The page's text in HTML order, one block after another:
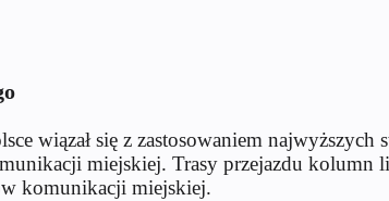
wiązał się z zastosowaniem najwyższych
miejskiej. Trasy przejazdu
komunikacji miejskiej.